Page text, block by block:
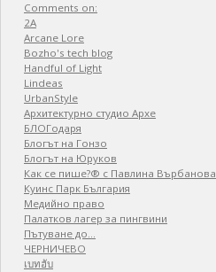
Comments on:
2A
Arcane Lore
Bozho's tech blog
Handful of Light
Lindeas
UrbanStyle
Архитектурно студио Архе
БЛОГодаря
Блогът на Гонзо
Блогът на Юруков
Как се пише?® с Павлина Върбанова
Куинс Парк България
Медийно право
Палатков лагер зa пингвини
Пътуване до…
ЧЕРНИЧЕВО
เบทฮับ